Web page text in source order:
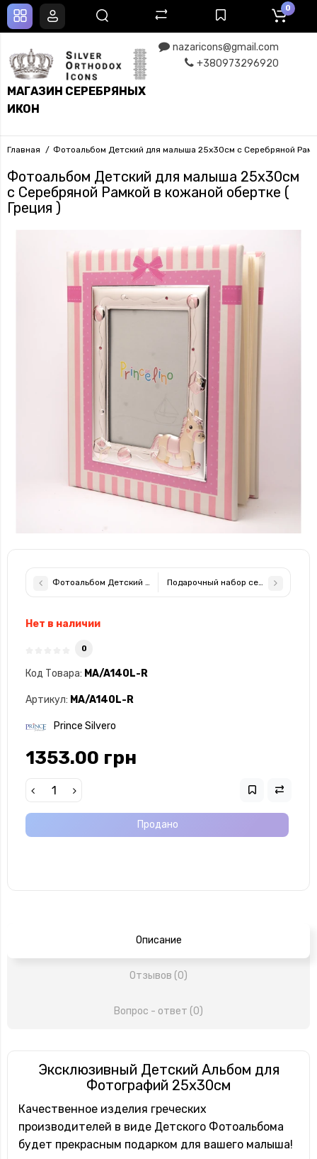
МАГАЗИН СЕРЕБРЯНЫХ
ИКОН
nazaricons@gmail.com
+380973296920
0
Главная Фотоальбом Детский для малыша 25х30см с Серебряной
Фотоальбом Детский для малыша 25х30см
с Серебряной Рамкой в кожаной обертке (
Греция )
Фотоальбом Детский для малыша 25х30см с Серебряной
Подарочный набор серебряная
Нет в наличии
0
Код Товара: MA/A140L-R
Артикул: MA/A140L-R
Prince Silvero
1353.00 грн
Продано
Описание
Отзывов (0)
Вопрос - ответ (0)
Эксклюзивный Детский Альбом для
Фотографий 25х30см
Качественное изделия греческих
производителей в виде Детского Фотоальбома
будет прекрасным подарком для вашего малыша!